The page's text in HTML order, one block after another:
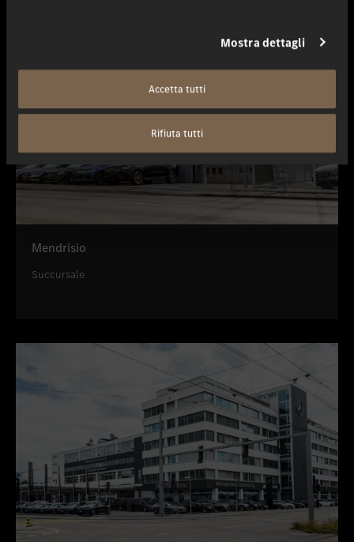
Mostra dettagli
Accetta tutti
Rifiuta tutti
Mendrisio
Succursale